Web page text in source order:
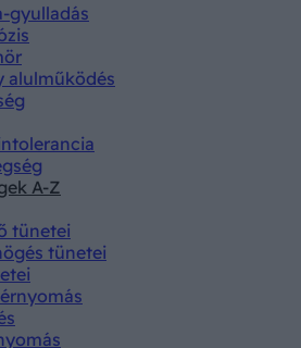
gyulladás
alulműködés
A-Z
tünetei
tünetei